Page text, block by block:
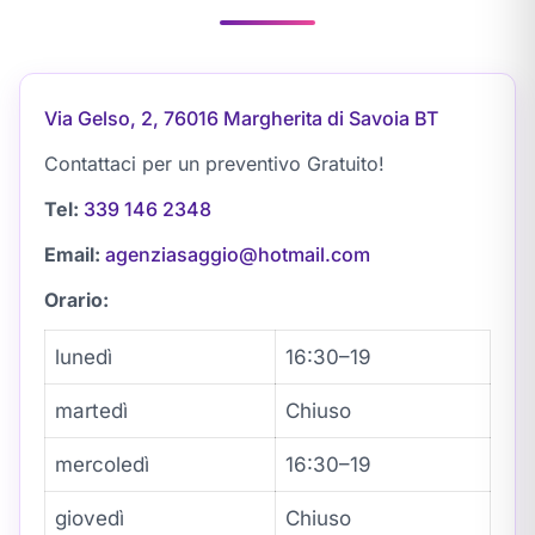
Via Gelso, 2, 76016 Margherita di Savoia BT
Contattaci per un preventivo Gratuito!
Tel: 339 146 2348
Email: agenziasaggio@hotmail.com
Orario:
lunedì 16:30–19
martedì Chiuso
mercoledì 16:30–19
giovedì Chiuso